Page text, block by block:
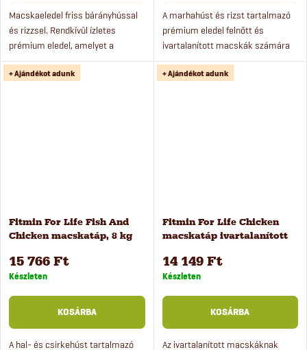
Macskaeledel friss bárányhússal
és rizzsel. Rendkívül ízletes
prémium eledel, amelyet a
válogatós macskák is szívesen
fogadnak. Fogápolási komplexet
A marhahúst és rizst tartalmazó
prémium eledel felnőtt és
ivartalanított macskák számára
alkalmas. Az eledel friss húst,
rizst és fogápoló komplexet
+ Ajándékot adunk
Fitmin For Life Fish And
Chicken macskatáp, 8 kg
15 766 Ft
Készleten
KOSÁRBA
A hal- és csirkehúst tartalmazó
+ Ajándékot adunk
Fitmin For Life Chicken
macskatáp ivartalanított
14 149 Ft
Készleten
KOSÁRBA
Az ivartalanított macskáknak